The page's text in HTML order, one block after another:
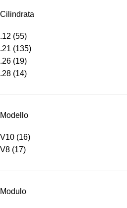
Cilindrata
.12 (55)
.21 (135)
.26 (19)
.28 (14)
Modello
V10 (16)
V8 (17)
Modulo